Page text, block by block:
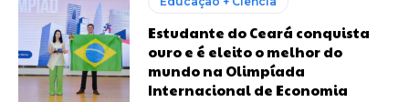
Estudante do Ceará conquista
ouro e é eleito o melhor do
mundo na Olimpíada
Internacional de Economia